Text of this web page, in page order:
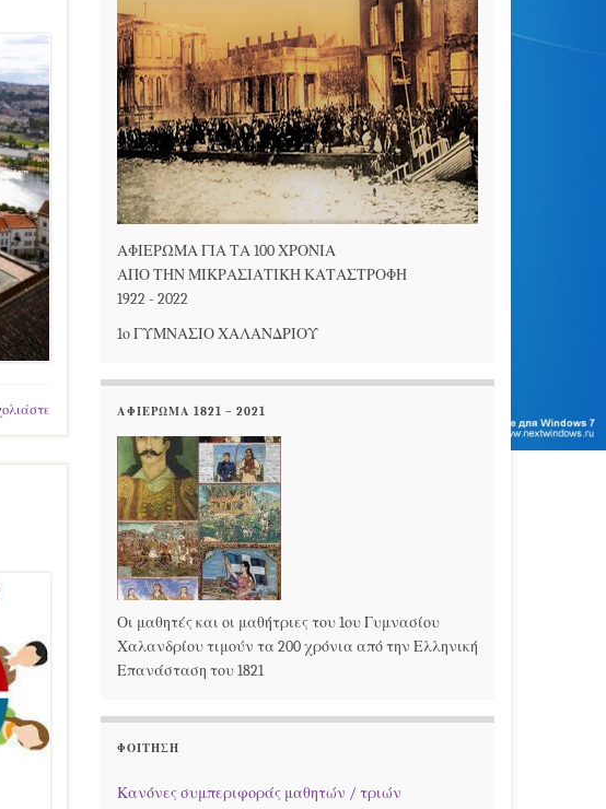
ΑΦΙΕΡΩΜΑ ΓΙΑ ΤΑ 100 ΧΡΟΝΙΑ
ΑΠΟ ΤΗΝ ΜΙΚΡΑΣΙΑΤΙΚΗ ΚΑΤΑΣΤΡΟΦΗ
1922 - 2022
1ο ΓΥΜΝΑΣΙΟ ΧΑΛΑΝΔΡΙΟΥ
ΑΦΙΕΡΩΜΑ 1821 – 2021
Οι μαθητές και οι μαθήτριες του 1ου Γυμνασίου
Χαλανδρίου τιμούν τα 200 χρόνια από την Ελληνική
Επανάσταση του 1821
ΦΟΊΤΗΣΗ
Κανόνες συμπεριφοράς μαθητών / τριών